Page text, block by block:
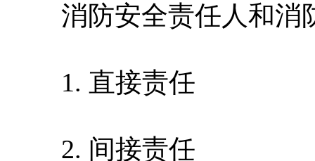
消防安全责任人和消
1. 直接责任
2. 间接责任